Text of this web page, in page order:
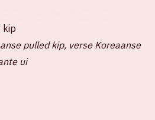
Is Magic
heter, vrolijker en grootser
Toppers terug naar de Johan
zonovergoten thema: The
19 en zaterdag 20 juni
in een flamboyante mix
kip
pulled kip, verse Koreaanse
ui